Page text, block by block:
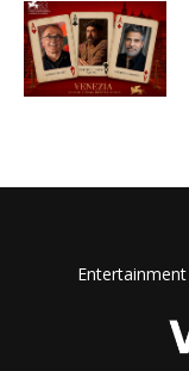
Entertainment